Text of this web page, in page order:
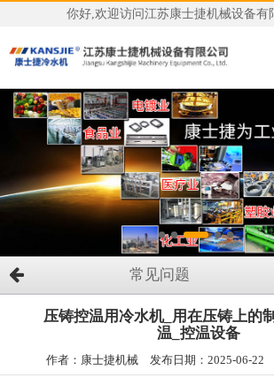
你好,欢迎访问江苏康士捷机械设备有
常见问题
压铸控温用冷水机_用在压铸上的
温_控温设备
作者：康士捷机械 发布日期：2025-06-22